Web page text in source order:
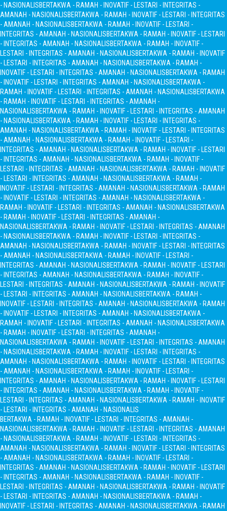
- NASIONALISBERTAKWA - RAMAH - INOVATIF - LESTARI - INTEGRITAS -
AMANAH - NASIONALISBERTAKWA - RAMAH - INOVATIF - LESTARI - INTEGRITAS
- AMANAH - NASIONALISBERTAKWA - RAMAH - INOVATIF - LESTARI -
INTEGRITAS - AMANAH - NASIONALISBERTAKWA - RAMAH - INOVATIF - LESTARI
- INTEGRITAS - AMANAH - NASIONALISBERTAKWA - RAMAH - INOVATIF -
LESTARI - INTEGRITAS - AMANAH - NASIONALISBERTAKWA - RAMAH - INOVATIF
- LESTARI - INTEGRITAS - AMANAH - NASIONALISBERTAKWA - RAMAH -
INOVATIF - LESTARI - INTEGRITAS - AMANAH - NASIONALISBERTAKWA - RAMAH
- INOVATIF - LESTARI - INTEGRITAS - AMANAH - NASIONALISBERTAKWA -
RAMAH - INOVATIF - LESTARI - INTEGRITAS - AMANAH - NASIONALISBERTAKWA
- RAMAH - INOVATIF - LESTARI - INTEGRITAS - AMANAH -
NASIONALISBERTAKWA - RAMAH - INOVATIF - LESTARI - INTEGRITAS - AMANAH
- NASIONALISBERTAKWA - RAMAH - INOVATIF - LESTARI - INTEGRITAS -
AMANAH - NASIONALISBERTAKWA - RAMAH - INOVATIF - LESTARI - INTEGRITAS
- AMANAH - NASIONALISBERTAKWA - RAMAH - INOVATIF - LESTARI -
INTEGRITAS - AMANAH - NASIONALISBERTAKWA - RAMAH - INOVATIF - LESTARI
- INTEGRITAS - AMANAH - NASIONALISBERTAKWA - RAMAH - INOVATIF -
LESTARI - INTEGRITAS - AMANAH - NASIONALISBERTAKWA - RAMAH - INOVATIF
- LESTARI - INTEGRITAS - AMANAH - NASIONALISBERTAKWA - RAMAH -
INOVATIF - LESTARI - INTEGRITAS - AMANAH - NASIONALISBERTAKWA - RAMAH
- INOVATIF - LESTARI - INTEGRITAS - AMANAH - NASIONALISBERTAKWA -
RAMAH - INOVATIF - LESTARI - INTEGRITAS - AMANAH - NASIONALISBERTAKWA
- RAMAH - INOVATIF - LESTARI - INTEGRITAS - AMANAH -
NASIONALISBERTAKWA - RAMAH - INOVATIF - LESTARI - INTEGRITAS - AMANAH
- NASIONALISBERTAKWA - RAMAH - INOVATIF - LESTARI - INTEGRITAS -
AMANAH - NASIONALISBERTAKWA - RAMAH - INOVATIF - LESTARI - INTEGRITAS
- AMANAH - NASIONALISBERTAKWA - RAMAH - INOVATIF - LESTARI -
INTEGRITAS - AMANAH - NASIONALISBERTAKWA - RAMAH - INOVATIF - LESTARI
- INTEGRITAS - AMANAH - NASIONALISBERTAKWA - RAMAH - INOVATIF -
LESTARI - INTEGRITAS - AMANAH - NASIONALISBERTAKWA - RAMAH - INOVATIF
- LESTARI - INTEGRITAS - AMANAH - NASIONALISBERTAKWA - RAMAH -
INOVATIF - LESTARI - INTEGRITAS - AMANAH - NASIONALISBERTAKWA - RAMAH
- INOVATIF - LESTARI - INTEGRITAS - AMANAH - NASIONALISBERTAKWA -
RAMAH - INOVATIF - LESTARI - INTEGRITAS - AMANAH - NASIONALISBERTAKWA
- RAMAH - INOVATIF - LESTARI - INTEGRITAS - AMANAH -
NASIONALISBERTAKWA - RAMAH - INOVATIF - LESTARI - INTEGRITAS - AMANAH
- NASIONALISBERTAKWA - RAMAH - INOVATIF - LESTARI - INTEGRITAS -
AMANAH - NASIONALISBERTAKWA - RAMAH - INOVATIF - LESTARI - INTEGRITAS
- AMANAH - NASIONALISBERTAKWA - RAMAH - INOVATIF - LESTARI -
INTEGRITAS - AMANAH - NASIONALISBERTAKWA - RAMAH - INOVATIF - LESTARI
- INTEGRITAS - AMANAH - NASIONALISBERTAKWA - RAMAH - INOVATIF -
LESTARI - INTEGRITAS - AMANAH - NASIONALISBERTAKWA - RAMAH - INOVATIF
- LESTARI - INTEGRITAS - AMANAH - NASIONALIS
BERTAKWA - RAMAH - INOVATIF - LESTARI - INTEGRITAS - AMANAH -
NASIONALISBERTAKWA - RAMAH - INOVATIF - LESTARI - INTEGRITAS - AMANAH
- NASIONALISBERTAKWA - RAMAH - INOVATIF - LESTARI - INTEGRITAS -
AMANAH - NASIONALISBERTAKWA - RAMAH - INOVATIF - LESTARI - INTEGRITAS
- AMANAH - NASIONALISBERTAKWA - RAMAH - INOVATIF - LESTARI -
INTEGRITAS - AMANAH - NASIONALISBERTAKWA - RAMAH - INOVATIF - LESTARI
- INTEGRITAS - AMANAH - NASIONALISBERTAKWA - RAMAH - INOVATIF -
LESTARI - INTEGRITAS - AMANAH - NASIONALISBERTAKWA - RAMAH - INOVATIF
- LESTARI - INTEGRITAS - AMANAH - NASIONALISBERTAKWA - RAMAH -
INOVATIF - LESTARI - INTEGRITAS - AMANAH - NASIONALISBERTAKWA - RAMAH